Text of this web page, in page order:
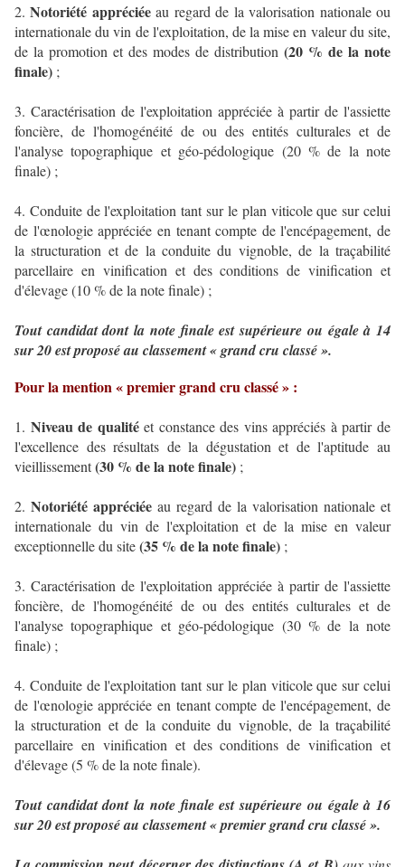
2.Notoriété appréciéeau regard de la valorisation nationale ou
internationale du vin de l'exploitation, de la mise en valeur du site,
de la promotion et des modes de distribution (20 % de la note
finale) ;
3. Caractérisation de l'exploitation appréciée à partir de l'assiette
foncière, de l'homogénéité de ou des entités culturales et de
l'analyse topographique et géo-pédologique (20 % de la note
finale) ;
4. Conduite de l'exploitation tant sur le plan viticole que sur celui
de l'œnologie appréciée en tenant compte de l'encépagement, de
la structuration et de la conduite du vignoble, de la traçabilité
parcellaire en vinification et des conditions de vinification et
d'élevage (10 % de la note finale) ;
Tout candidat dont la note finale est supérieure ou égale à 14
sur 20 est proposé au classement « grand cru classé ».
Pour la mention « premier grand cru classé » :
1. Niveau de qualitéet constance des vins appréciés à partir de
l'excellence des résultats de la dégustation et de l'aptitude au
vieillissement(30 % de la note finale) ;
2. Notoriété appréciée au regard de la valorisation nationale et
internationale du vin de l'exploitation et de la mise en valeur
exceptionnelle du site(35 % de la note finale) ;
3. Caractérisation de l'exploitation appréciée à partir de l'assiette
foncière, de l'homogénéité de ou des entités culturales et de
l'analyse topographique et géo-pédologique (30 % de la note
finale) ;
4. Conduite de l'exploitation tant sur le plan viticole que sur celui
de l'œnologie appréciée en tenant compte de l'encépagement, de
la structuration et de la conduite du vignoble, de la traçabilité
parcellaire en vinification et des conditions de vinification et
d'élevage (5 % de la note finale).
Tout candidat dont la note finale est supérieure ou égale à 16
sur 20 est proposé au classement « premier grand cru classé ».